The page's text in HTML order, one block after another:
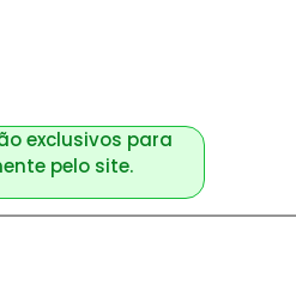
exclusivos para
pelo site.